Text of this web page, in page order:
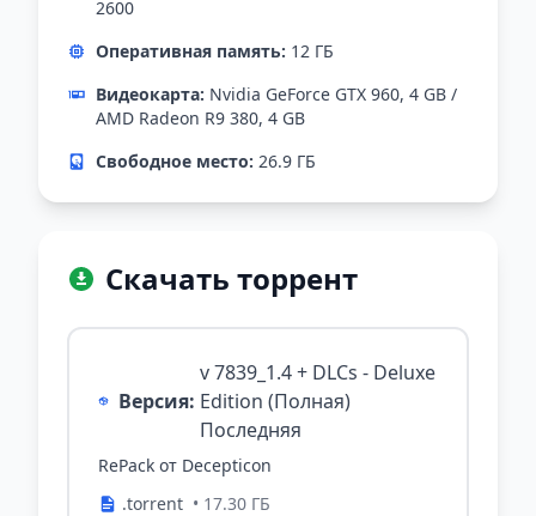
2600
Оперативная память: 12 ГБ
Видеокарта: Nvidia GeForce GTX 960, 4 GB /
AMD Radeon R9 380, 4 GB
Свободное место: 26.9 ГБ
Скачать торрент
Версия:
v 7839_1.4 + DLCs - Deluxe
Edition (Полная)
Последняя
RePack от Decepticon
.torrent • 17.30 ГБ